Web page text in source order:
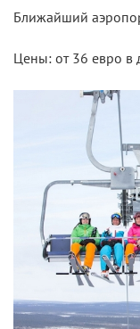
Ближайший
Цены: от 36 евро в